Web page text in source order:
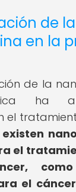
de la
en la
de la
ha
el
el
el